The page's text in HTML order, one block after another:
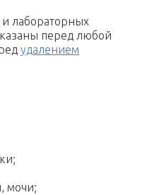
лабораторных
перед любой
удалением
мочи;